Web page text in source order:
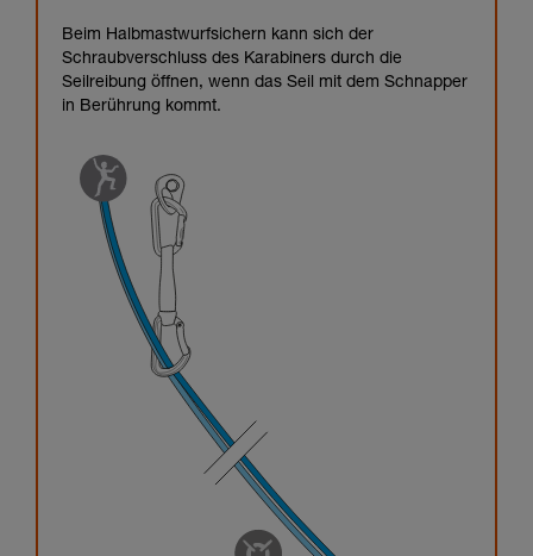
Beim Halbmastwurfsichern kann sich der
Schraubverschluss des Karabiners durch die
Seilreibung öffnen, wenn das Seil mit dem Schnapper
in Berührung kommt.